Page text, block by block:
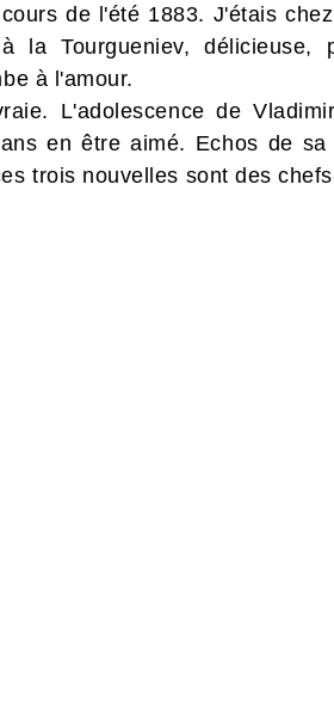
de l'été 1883. J'étais
la Tourgueniev,
à l'amour.
L'adolescence de
en être aimé. Echos de
trois nouvelles sont des